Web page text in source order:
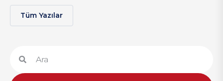
Tüm Yazılar